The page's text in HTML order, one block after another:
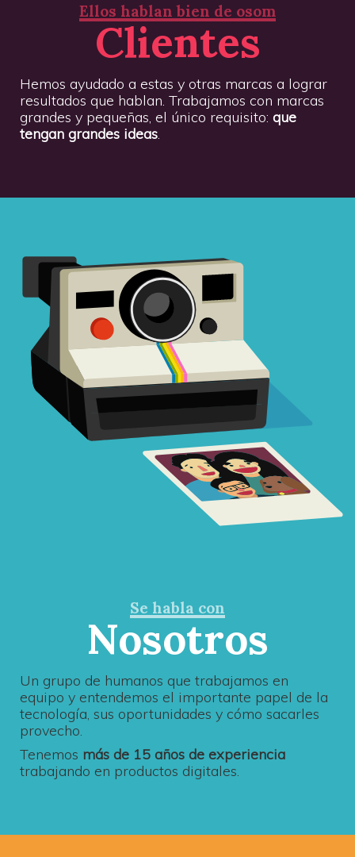
Ellos hablan bien de osom
Clientes
Hemos ayudado a estas y otras marcas a lograr
resultados que hablan. Trabajamos con marcas
grandes y pequeñas, el único requisito: que
tengan grandes ideas
Se habla con
Nosotros
Un grupo de humanos que trabajamos en
equipo y entendemos el importante papel de la
tecnología, sus oportunidades y cómo sacarles
provecho.
Tenemos más de 15 años de experiencia
trabajando en productos digitales.